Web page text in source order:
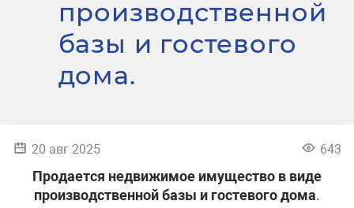
производственной
базы и гостевого
дома.
20 авг 2025 643
Продается недвижимое имущество в виде
производственной базы и гостевого дома.